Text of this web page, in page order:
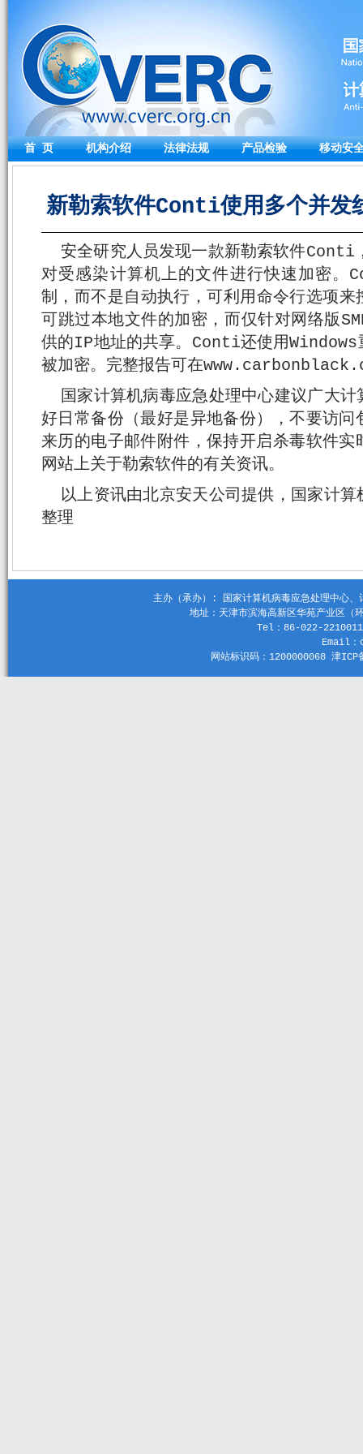
首 页 机构介绍 法律法规 产品检验 移动安
新勒索软件Conti使用多个并
安全研究人员发现一款新勒索软件Conti
对受感染计算机上的文件进行快速加密
制，而不是自动执行，可利用命令行选项
可跳过本地文件的加密，而仅针对网络版
供的IP地址的共享。Conti还使用Windows
被加密。完整报告可在
国家计算机病毒应急处理中心建议广大
好日常备份（最好是异地备份），不要访
来历的电子邮件附件，保持开启杀毒软件
网站上关于勒索软件的有关资讯。
以上资讯由北京安天公司提供，国家计
整理
主办（承办）: 国家计算机病毒应急处理中心
地址：天津市滨海高新区华苑产业区
Tel：86-022-
Email
网站标识码：1200000068 津